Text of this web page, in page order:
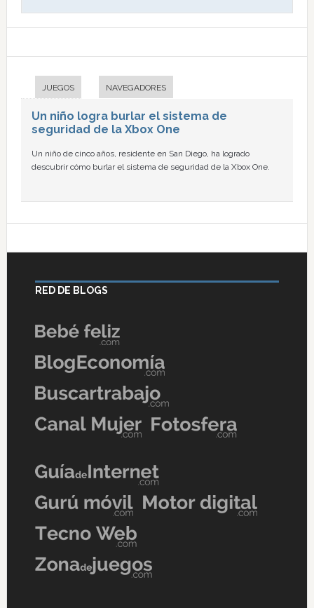
JUEGOS NAVEGADORES
Un niño logra burlar el sistema de
seguridad de la Xbox One
Un niño de cinco años, residente en San Diego, ha logrado
descubrir cómo burlar el sistema de seguridad de la Xbox One.
RED DE BLOGS